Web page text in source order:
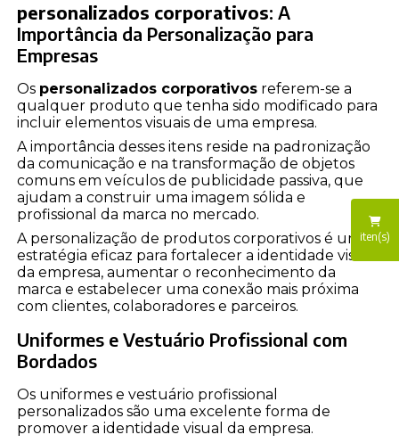
iten(s)
personalizados corporativos: A
Importância da Personalização para
Empresas
Os personalizados corporativos referem-se a
qualquer produto que tenha sido modificado para
incluir elementos visuais de uma empresa.
A importância desses itens reside na padronização
da comunicação e na transformação de objetos
comuns em veículos de publicidade passiva, que
ajudam a construir uma imagem sólida e
profissional da marca no mercado.
A personalização de produtos corporativos é uma
estratégia eficaz para fortalecer a identidade visual
da empresa, aumentar o reconhecimento da
marca e estabelecer uma conexão mais próxima
com clientes, colaboradores e parceiros.
Uniformes e Vestuário Profissional com
Bordados
Os uniformes e vestuário profissional
personalizados são uma excelente forma de
promover a identidade visual da empresa.